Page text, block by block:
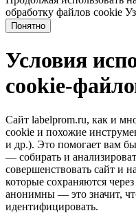
обработку файлов cookie
Понятно
Условия
cookie-
Сайт labelprom.ru, как и
cookie и похожие
и др.). Это помогает вам
— собирать и
совершенствовать сайт и
которые сохраняются
анонимны — это значит,
идентифицировать.